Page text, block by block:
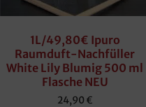
1L/49,80€ Ipuro
Raumduft-Nachfüller
White Lily Blumig 500 ml
Flasche NEU
24,90 €